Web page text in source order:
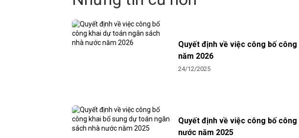
Quyết định về việc công bố
năm 2026
24/12/2025
Quyết định về việc công bố
nước năm 2025